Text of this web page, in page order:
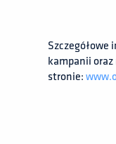
Szczegółowe
kampanii
stronie: